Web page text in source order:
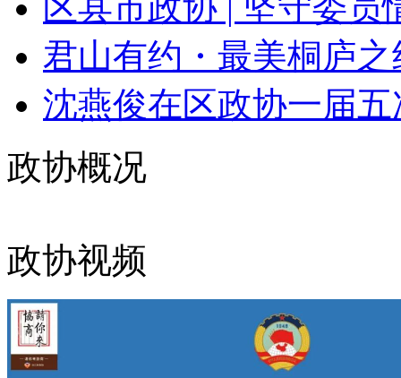
君山有约・最美桐庐
沈燕俊在区政协一届
政协概况
政协视频